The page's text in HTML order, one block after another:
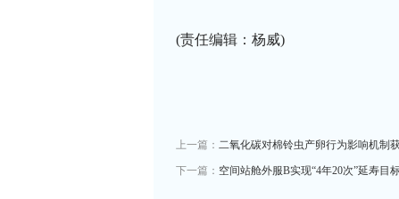
(责任编辑：杨威)
上一篇： 二氧化碳对棉铃虫产卵行为影响机制
下一篇： 空间站舱外服B实现“4年20次”延寿目